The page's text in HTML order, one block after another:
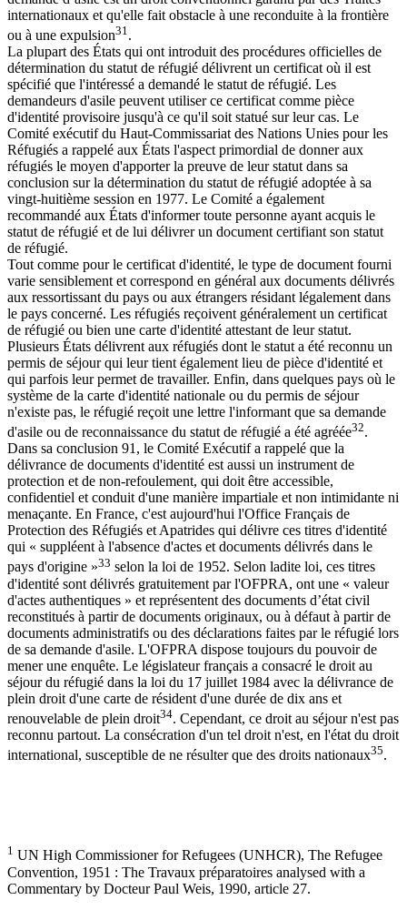
internationaux et qu'elle fait obstacle à une reconduite à la frontière
ou à une expulsion31 .
La plupart des États qui ont introduit des procédures officielles de
détermination du statut de réfugié délivrent un certificat où il est
spécifié que l'intéressé a demandé le statut de réfugié. Les
demandeurs d'asile peuvent utiliser ce certificat comme pièce
d'identité provisoire jusqu'à ce qu'il soit statué sur leur cas. Le
Comité exécutif du Haut-Commissariat des Nations Unies pour les
Réfugiés a rappelé aux États l'aspect primordial de donner aux
réfugiés le moyen d'apporter la preuve de leur statut dans sa
conclusion sur la détermination du statut de réfugié adoptée à sa
vingt-huitième session en 1977. Le Comité a également
recommandé aux États d'informer toute personne ayant acquis le
statut de réfugié et de lui délivrer un document certifiant son statut
de réfugié.
Tout comme pour le certificat d'identité, le type de document fourni
varie sensiblement et correspond en général aux documents délivrés
aux ressortissant du pays ou aux étrangers résidant légalement dans
le pays concerné. Les réfugiés reçoivent généralement un certificat
de réfugié ou bien une carte d'identité attestant de leur statut.
Plusieurs États délivrent aux réfugiés dont le statut a été reconnu un
permis de séjour qui leur tient également lieu de pièce d'identité et
qui parfois leur permet de travailler. Enfin, dans quelques pays où le
système de la carte d'identité nationale ou du permis de séjour
n'existe pas, le réfugié reçoit une lettre l'informant que sa demande
d'asile ou de reconnaissance du statut de réfugié a été agréée32.
Dans sa conclusion 91, le Comité Exécutif a rappelé que la
délivrance de documents d'identité est aussi un instrument de
protection et de non-refoulement, qui doit être accessible,
confidentiel et conduit d'une manière impartiale et non intimidante ni
menaçante. En France, c'est aujourd'hui l'Office Français de
Protection des Réfugiés et Apatrides qui délivre ces titres d'identité
qui « suppléent à l'absence d'actes et documents délivrés dans le
pays d'origine »33 selon la loi de 1952. Selon ladite loi, ces titres
d'identité sont délivrés gratuitement par l'OFPRA, ont une « valeur
d'actes authentiques » et représentent des documents d’état civil
reconstitués à partir de documents originaux, ou à défaut à partir de
documents administratifs ou des déclarations faites par le réfugié lors
de sa demande d'asile. L'OFPRA dispose toujours du pouvoir de
mener une enquête. Le législateur français a consacré le droit au
séjour du réfugié dans la loi du 17 juillet 1984 avec la délivrance de
plein droit d'une carte de résident d'une durée de dix ans et
renouvelable de plein droit34. Cependant, ce droit au séjour n'est pas
reconnu partout. La consécration d'un tel droit n'est, en l'état du droit
international, susceptible de ne résulter que des droits nationaux35.
1 UN High Commissioner for Refugees (UNHCR), The Refugee
Convention, 1951 : The Travaux préparatoires analysed with a
Commentary by Docteur Paul Weis, 1990, article 27.